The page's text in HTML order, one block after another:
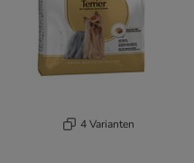
4 Varianten